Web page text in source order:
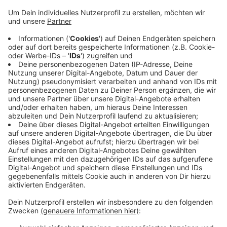
Die Staatsanwaltschaft hat die Tat als
Vergewaltigung angeklagt. Nach einer
Hochzeitsfeier sollen Täter und Opfer alleine in
der Gemünder Schützenhalle gewesen sein. Dann
habe der Mann die Tür abgeschlossen und die Frau
vergewaltigt. Beide hätten nach Angaben eines
Gerichtssprechers zuvor in keiner erkennbaren
Beziehung zueinander gestanden. In dem Prozess
könnte in der kommenden Woche das Urteil fallen.
Veröffentlicht:Mittwoch, 15.07.2020 07:23
Anzeige